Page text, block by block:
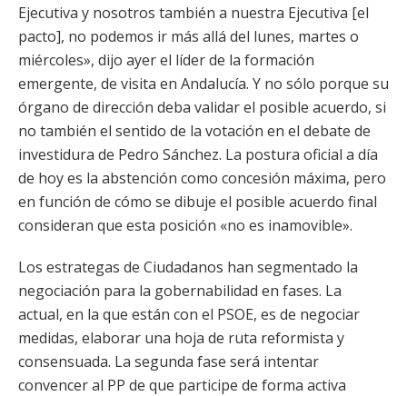
Ejecutiva y nosotros también a nuestra Ejecutiva [el
pacto], no podemos ir más allá del lunes, martes o
miércoles», dijo ayer el líder de la formación
emergente, de visita en Andalucía. Y no sólo porque su
órgano de dirección deba validar el posible acuerdo, si
no también el sentido de la votación en el debate de
investidura de Pedro Sánchez. La postura oficial a día
de hoy es la abstención como concesión máxima, pero
en función de cómo se dibuje el posible acuerdo final
consideran que esta posición «no es inamovible».
Los estrategas de Ciudadanos han segmentado la
negociación para la gobernabilidad en fases. La
actual, en la que están con el PSOE, es de negociar
medidas, elaborar una hoja de ruta reformista y
consensuada. La segunda fase será intentar
convencer al PP de que participe de forma activa